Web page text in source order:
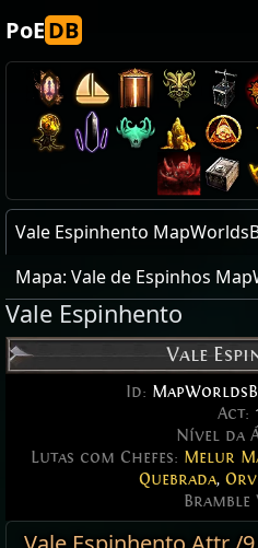
PoEDB
Vale Espinhento
Mapa: Vale de Espinhos
Vale Espinhento
Vale
Id:
Act:
Nível da
Lutas com Chefes: Melur
Quebrada,
Bramble